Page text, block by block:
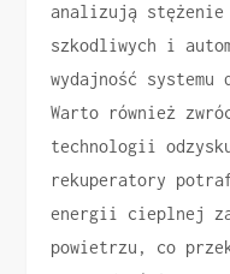
analizują stężenie
szkodliwych i
wydajność
Warto również
technologii
rekuperatory
energii cieplnej
powietrzu, co